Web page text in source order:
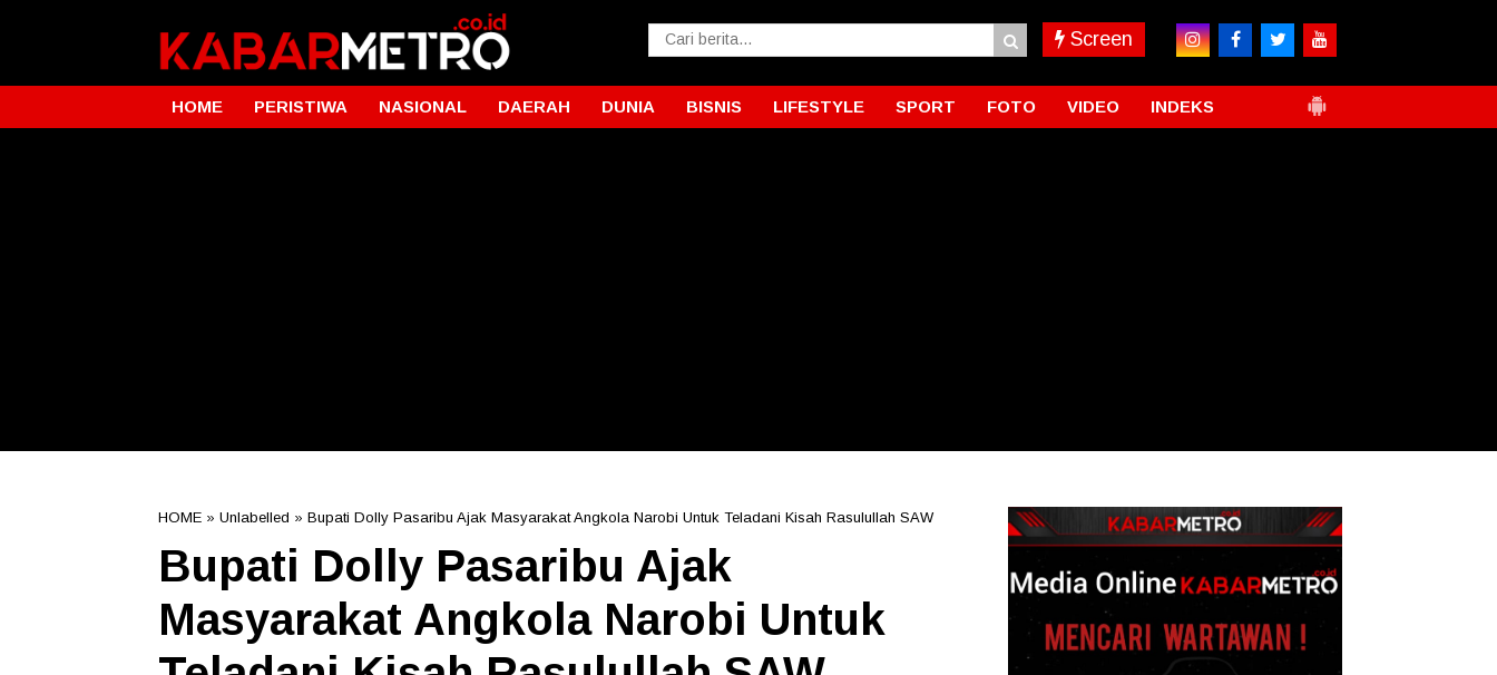
Screen
HOME PERISTIWA NASIONAL DAERAH DUNIA BISNIS LIFESTYLE SPORT FOTO VIDEO INDEKS
HOME » Unlabelled » Bupati Dolly Pasaribu Ajak Masyarakat Angkola Narobi Untuk Teladani Kisah Rasulullah SAW
Bupati Dolly Pasaribu Ajak
Masyarakat Angkola Narobi Untuk